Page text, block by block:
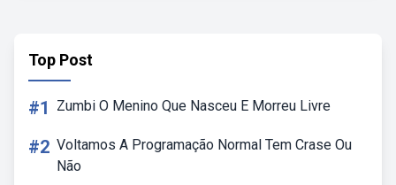
Top Post
#1 Zumbi O Menino Que Nasceu E Morreu Livre
#2 Voltamos A Programação Normal Tem Crase Ou
Não